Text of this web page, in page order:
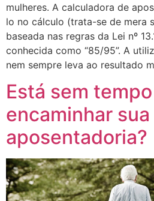
mulheres. A calculadora de
lo no cálculo (trata-se de mera
baseada nas regras da Lei nº
conhecida como “85/95”. A
nem sempre leva ao resultado
Está sem
encaminhar sua
aposentadoria?